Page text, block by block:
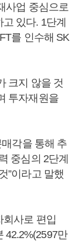
사업 중심으로
있다. 1단계
를 인수해 SK
크지 않을 것
투자재원을
각을 통해 추
중심의 2단계
”이라고 말했
사로 편입
42.2%(2597만